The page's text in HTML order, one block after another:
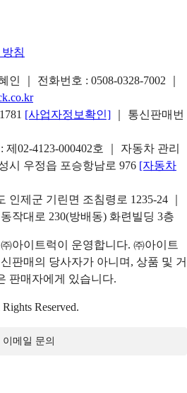
침
인 ｜ 전화번호 : 0508-0328-7002
[사업자정보확인]
｜ 통신판매번
02-4123-000402호 ｜ 자동차 관리
시 우정읍 포승항남로 976 [자동차
인제군 기린면 조침령로 1235-24 ｜
작대로 230(방배동) 화련빌딩 3층
아이트럭이 운영합니다. ㈜아이트
판매의 당사자가 아니며, 상품 및 거
판매자에게 있습니다.
Reserved.
이메일 문의